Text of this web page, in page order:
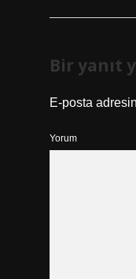
Bir yanıt
E-posta
Yorum